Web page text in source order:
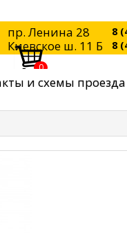
пр. Ленина 28
Киевское ш. 11 Б
8
8
0
и схемы проезда